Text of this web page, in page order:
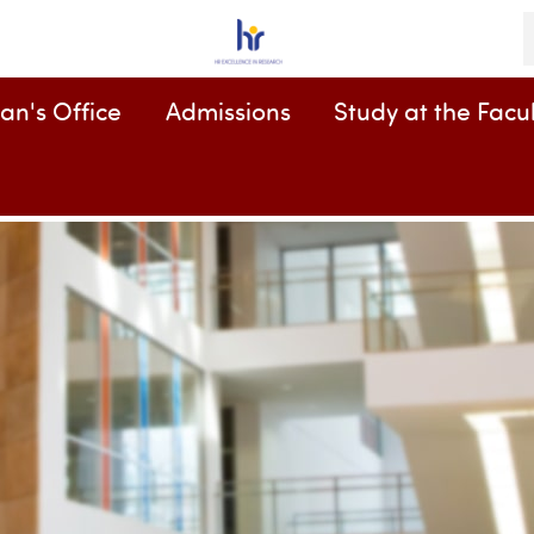
Office Admissions Study at the